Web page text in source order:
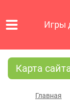
Игры
Карта
Главная